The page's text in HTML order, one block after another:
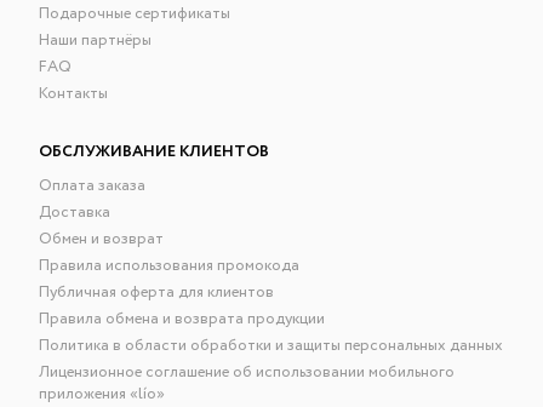
Подарочные сертификаты
Наши партнёры
FAQ
Контакты
ОБСЛУЖИВАНИЕ КЛИЕНТОВ
Оплата заказа
Доставка
Обмен и возврат
Правила использования промокода
Публичная оферта для клиентов
Правила обмена и возврата продукции
Политика в области обработки и защиты персональных данных
Лицензионное соглашение об использовании мобильного
приложения «lío»